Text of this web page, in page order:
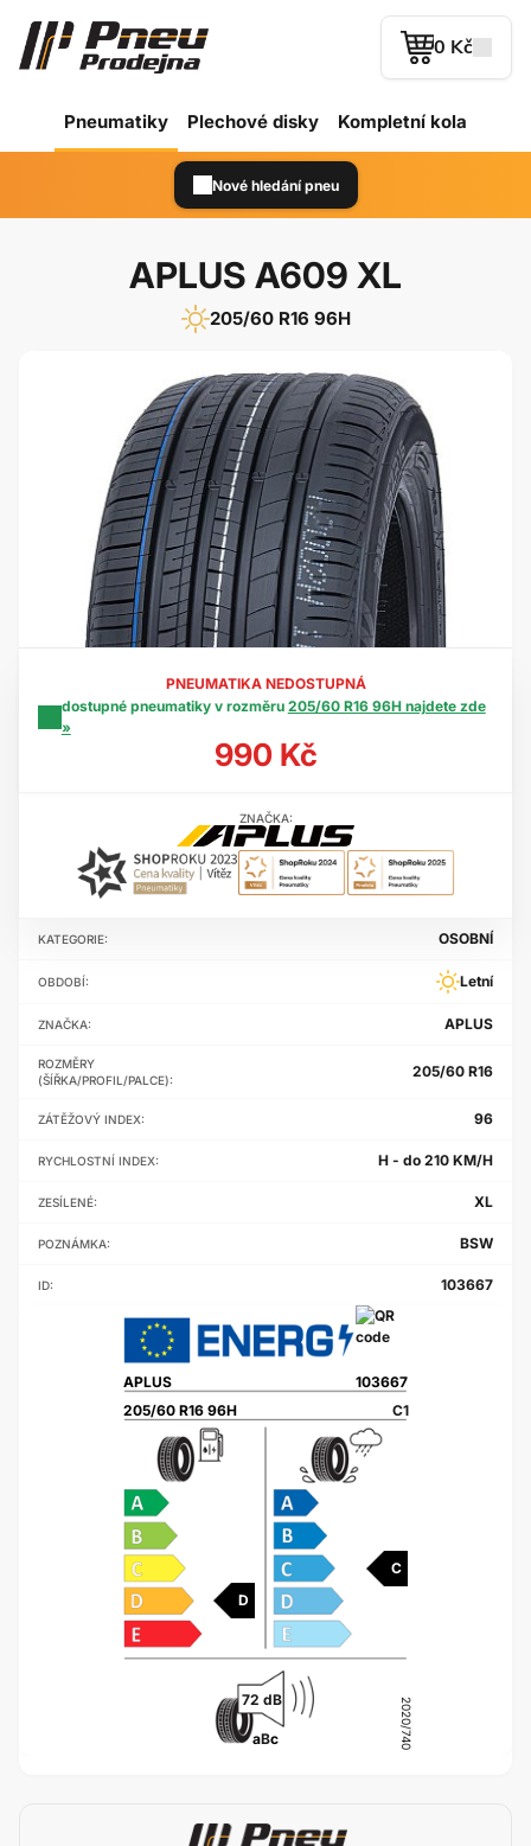
0 Kč
Pneumatiky Plechové disky Kompletní kola
Nové hledání pneu
APLUS A609 XL
205/60 R16 96H
KATEGORIE: OSOBNÍ
OBDOBÍ: Letní
ZNAČKA: APLUS
ROZMĚRY
(ŠÍŘKA/PROFIL/PALCE):
205/60 R16
ZÁTĚŽOVÝ INDEX: 96
RYCHLOSTNÍ INDEX: H - do 210 KM/H
ZESÍLENÉ: XL
POZNÁMKA: BSW
ID: 103667
205/60 R16 96H
APLUS 103667
D
C
72 dB
C1
2020/740
aBc
PNEUMATIKA NEDOSTUPNÁ
dostupné pneumatiky v rozměru 205/60 R16 96H najdete zde
»
990 Kč
ZNAČKA: